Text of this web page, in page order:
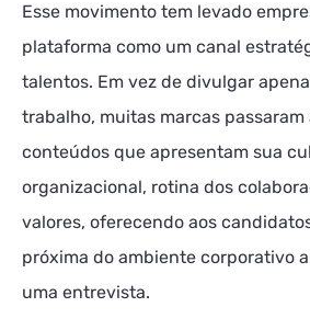
Esse movimento tem levado
plataforma como um canal
talentos. Em vez de divulgar
trabalho, muitas marcas
conteúdos que apresentam sua
organizacional, rotina dos
valores, oferecendo aos
próxima do ambiente corporativo
uma entrevista.